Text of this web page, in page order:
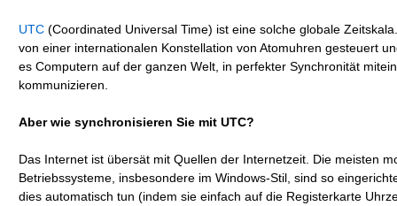
UTC (Coordinated Universal Time) ist eine solche globale
von einer internationalen Konstellation von Atomuhren gesteuert
es Computern auf der ganzen Welt, in perfekter Synchronität
kommunizieren.
Aber wie synchronisieren Sie mit UTC?
Das Internet ist übersät mit Quellen der Internetzeit. Die meisten
Betriebssysteme, insbesondere im Windows-Stil, sind so
dies automatisch tun (indem sie einfach auf die Registerkarte